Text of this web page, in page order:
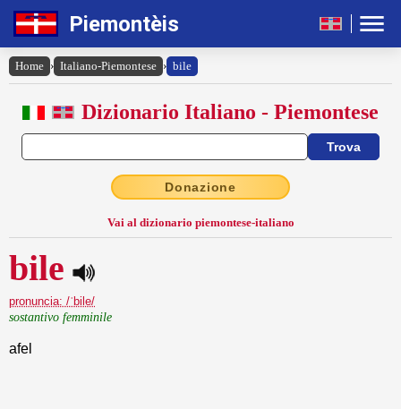
Piemontèis
Home › Italiano-Piemontese › bile
Dizionario Italiano - Piemontese
Donazione
Vai al dizionario piemontese-italiano
bile
pronuncia: /ˈbile/
sostantivo femminile
afel